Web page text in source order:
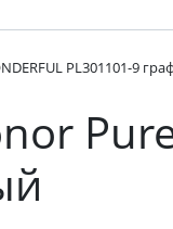
PL301101-9